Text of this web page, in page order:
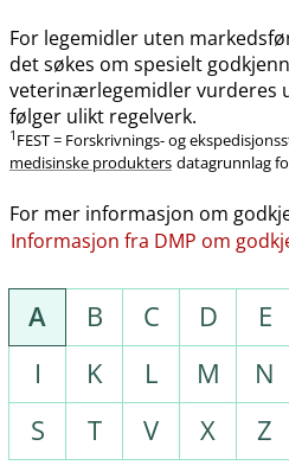
For legemidler uten
det søkes om spesielt
veterinærlegemidler vurderes
følger ulikt regelverk.
1 FEST = Forskrivnings- og
medisinske produkters datagrunnlag
For mer informasjon om
Informasjon fra DMP om
A B C D E
I
K L M N
S
T V X Z